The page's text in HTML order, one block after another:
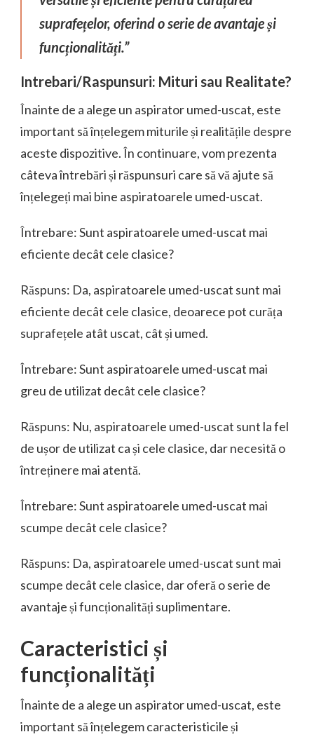
suprafețelor, oferind o serie de avantaje și
funcționalități.”
Intrebari/Raspunsuri: Mituri sau Realitate?
Înainte de a alege un aspirator umed-uscat, este
important să înțelegem miturile și realitățile despre
aceste dispozitive. În continuare, vom prezenta
câteva întrebări și răspunsuri care să vă ajute să
înțelegeți mai bine aspiratoarele umed-uscat.
Întrebare: Sunt aspiratoarele umed-uscat mai
eficiente decât cele clasice?
Răspuns: Da, aspiratoarele umed-uscat sunt mai
eficiente decât cele clasice, deoarece pot curăța
suprafețele atât uscat, cât și umed.
Întrebare: Sunt aspiratoarele umed-uscat mai
greu de utilizat decât cele clasice?
Răspuns: Nu, aspiratoarele umed-uscat sunt la fel
de ușor de utilizat ca și cele clasice, dar necesită o
întreținere mai atentă.
Întrebare: Sunt aspiratoarele umed-uscat mai
scumpe decât cele clasice?
Răspuns: Da, aspiratoarele umed-uscat sunt mai
scumpe decât cele clasice, dar oferă o serie de
avantaje și funcționalități suplimentare.
Caracteristici și
funcționalități
Înainte de a alege un aspirator umed-uscat, este
important să înțelegem caracteristicile și